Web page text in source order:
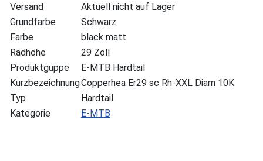
Versand
Aktuell nicht auf Lager
Grundfarbe
Schwarz
Farbe
black matt
Radhöhe
29 Zoll
Produktguppe
E-MTB Hardtail
KurzbezeichnungCopperhea Er29 sc Rh-XXL Diam 10K
Typ
Hardtail
Kategorie
E-MTB